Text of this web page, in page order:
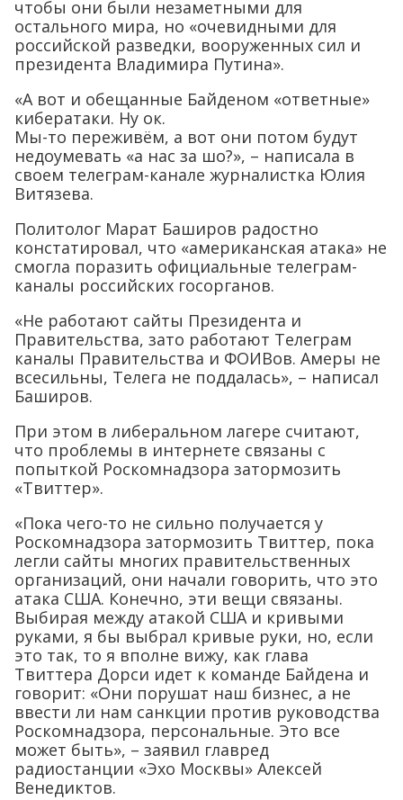
чтобы они были незаметными для
остального мира, но «очевидными для
российской разведки, вооруженных сил и
президента Владимира Путина».
«А вот и обещанные Байденом «ответные»
кибератаки. Ну ок.
Мы-то переживём, а вот они потом будут
недоумевать «а нас за шо?», – написала в
своем телеграм-канале журналистка Юлия
Витязева.
Политолог Марат Баширов радостно
констатировал, что «американская атака» не
смогла поразить официальные телеграм-
каналы российских госорганов.
«Не работают сайты Президента и
Правительства, зато работают Телеграм
каналы Правительства и ФОИВов. Амеры не
всесильны, Телега не поддалась», – написал
Баширов.
При этом в либеральном лагере считают,
что проблемы в интернете связаны с
попыткой Роскомнадзора затормозить
«Твиттер».
«Пока чего-то не сильно получается у
Роскомнадзора затормозить Твиттер, пока
легли сайты многих правительственных
организаций, они начали говорить, что это
атака США. Конечно, эти вещи связаны.
Выбирая между атакой США и кривыми
руками, я бы выбрал кривые руки, но, если
это так, то я вполне вижу, как глава
Твиттера Дорси идет к команде Байдена и
говорит: «Они порушат наш бизнес, а не
ввести ли нам санкции против руководства
Роскомнадзора, персональные. Это все
может быть», – заявил главред
радиостанции «Эхо Москвы» Алексей
Венедиктов.